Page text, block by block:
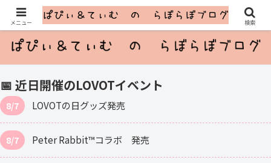
ふたごのLOVOTとのゆるっと暮らし
📅 近日開催のLOVOTイベント
8/7 LOVOTの日グッズ発売
8/7 Peter Rabbit™コラボ 発売
メニュー 検索